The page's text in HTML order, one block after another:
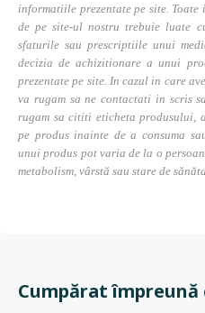
informatiile prezentate pe site.
de pe site-ul nostru trebuie luate
sfaturile sau prescriptiile unui
decizia de achizitionare a unui
prezentate pe site. In cazul in care
va rugam sa ne contactati in scris
rugam sa cititi eticheta produsului,
pe produs inainte de a consuma
unui produs pot varia de la o
metabolism, vârstă sau stare de
Cumpărat împreună